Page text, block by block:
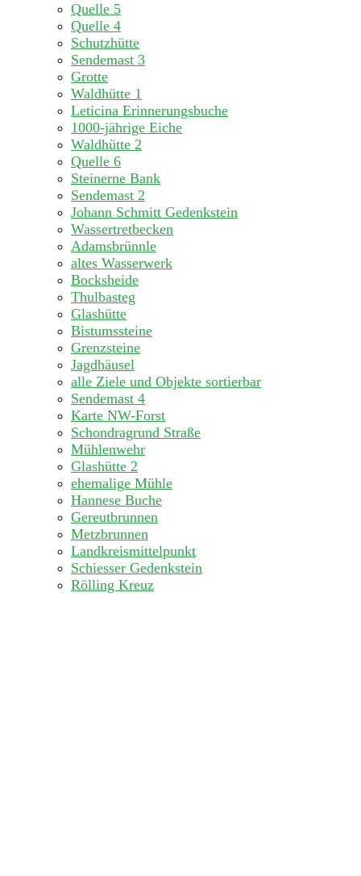
Quelle 5
Quelle 4
Schutzhütte
Sendemast 3
Grotte
Waldhütte 1
Leticina Erinnerungsbuche
1000-jährige Eiche
Waldhütte 2
Quelle 6
Steinerne Bank
Sendemast 2
Johann Schmitt Gedenkstein
Wassertretbecken
Adamsbrünnle
altes Wasserwerk
Bocksheide
Thulbasteg
Glashütte
Bistumssteine
Grenzsteine
Jagdhäusel
alle Ziele und Objekte sortierbar
Sendemast 4
Karte NW-Forst
Schondragrund Straße
Mühlenwehr
Glashütte 2
ehemalige Mühle
Hannese Buche
Gereutbrunnen
Metzbrunnen
Landkreismittelpunkt
Schiesser Gedenkstein
Rölling Kreuz